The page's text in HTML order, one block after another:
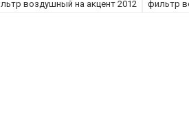
воздушный на акцент 2012 фильтр